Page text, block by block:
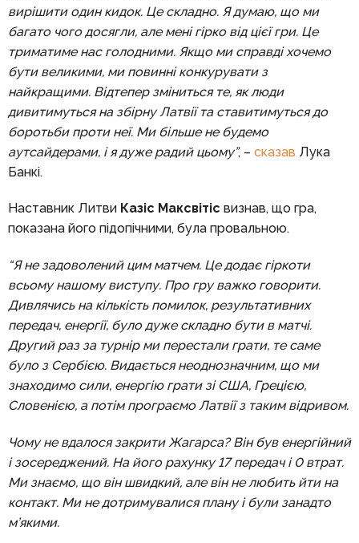
вирішити один кидок. Це складно. Я думаю, що ми
багато чого досягли, але мені гірко від цієї гри. Це
триматиме нас голодними. Якщо ми справді хочемо
бути великими, ми повинні конкурувати з
найкращими. Відтепер зміниться те, як люди
дивитимуться на збірну Латвії та ставитимуться до
боротьби проти неї. Ми більше не будемо
аутсайдерами, і я дуже радий цьому”, – сказав Лука
Банкі.
Наставник Литви Казіс Максвітіс визнав, що гра,
показана його підопічними, була провальною.
“Я не задоволений цим матчем. Це додає гіркоти
всьому нашому виступу. Про гру важко говорити.
Дивлячись на кількість помилок, результативних
передач, енергії, було дуже складно бути в матчі.
Другий раз за турнір ми перестали грати, те саме
було з Сербією. Видається неоднозначним, що ми
знаходимо сили, енергію грати зі США, Грецією,
Словенією, а потім програємо Латвії з таким відривом.
Чому не вдалося закрити Жагарса? Він був енергійний
і зосереджений. На його рахунку 17 передач і 0 втрат.
Ми знаємо, що він швидкий, але він не любить йти на
контакт. Ми не дотримувалися плану і були занадто
м’якими.